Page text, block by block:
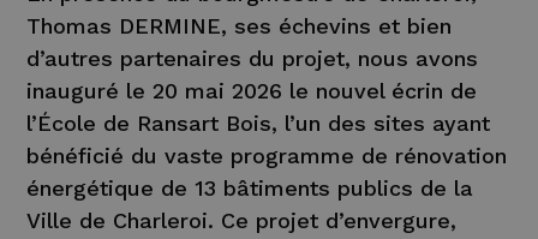
Thomas DERMINE, ses échevins et bien
d’autres partenaires du projet, nous avons
inauguré le 20 mai 2026 le nouvel écrin de
l’École de Ransart Bois, l’un des sites ayant
bénéficié du vaste programme de rénovation
énergétique de 13 bâtiments publics de la
Ville de Charleroi. Ce projet d’envergure,